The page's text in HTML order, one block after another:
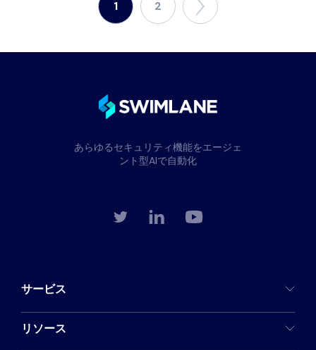
1 2
あらゆるセキュリティ機能をエージェ
ント型AIで自動化
サービス
リソース